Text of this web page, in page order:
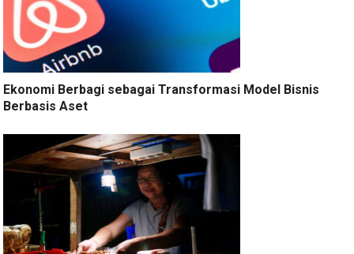
Ekonomi Berbagi sebagai Transformasi Model Bisnis
Berbasis Aset